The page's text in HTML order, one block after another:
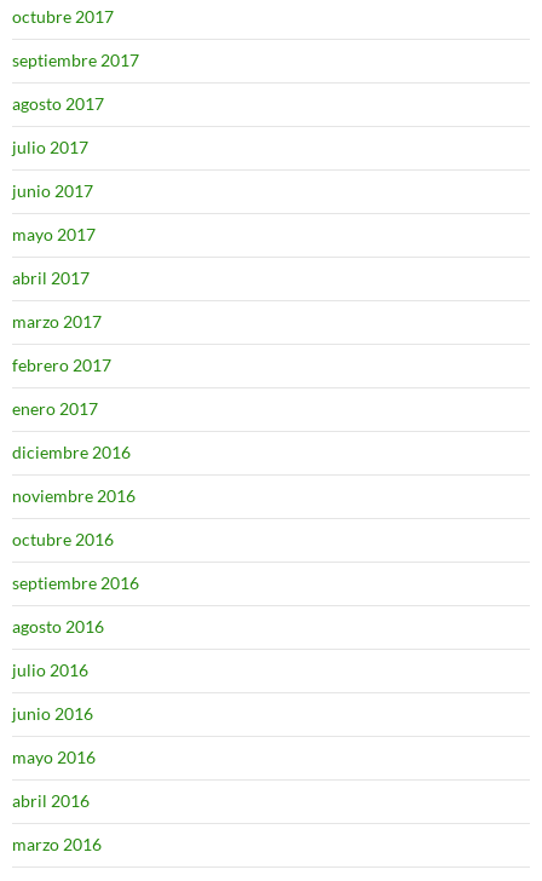
octubre 2017
septiembre 2017
agosto 2017
julio 2017
junio 2017
mayo 2017
abril 2017
marzo 2017
febrero 2017
enero 2017
diciembre 2016
noviembre 2016
octubre 2016
septiembre 2016
agosto 2016
julio 2016
junio 2016
mayo 2016
abril 2016
marzo 2016